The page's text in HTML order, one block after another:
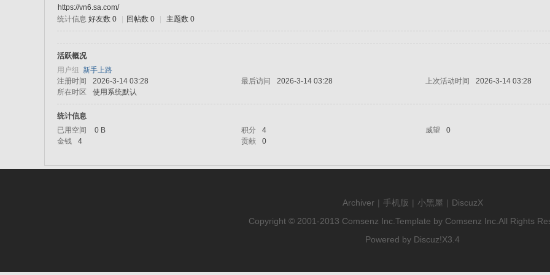
https://vn6.sa.com/
统计信息 好友数 0 回帖数 0 主题数 0
活跃概况
用户组 新手上路
注册时间
2026-3-14 03:28 最后访问 2026-3-14 03:28 上次活动时间
2026-3-14 03:28
所在时区
使用系统默认
统计信息
已用空间
0 B 积分 4 威望
0
金钱
4 贡献 0
Archiver | 手机版 | 小黑屋 | DiscuzX
Copyright © 2001-2013 Comsenz Inc. Template by Comsenz Inc. All Rights
Powered by Discuz!X3.4